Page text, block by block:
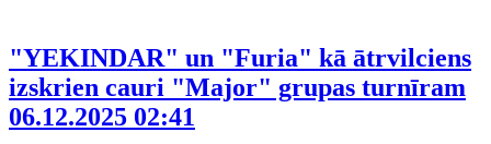
"YEKINDAR" un "Furia" kā ātrvilciens
izskrien cauri "Major" grupas turnīram
06.12.2025 02:41